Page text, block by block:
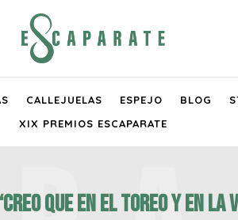
CALLEJUELAS ESPEJO BLOG
XIX PREMIOS ESCAPARATE
“Creo que en el toreo y en